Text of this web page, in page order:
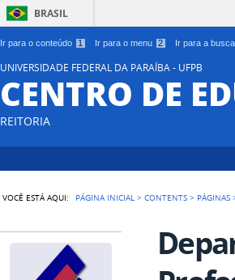
Ir para o conteúdo 1 Ir para o menu 2 Ir para a busca
BRASIL
UNIVERSIDADE FEDERAL DA PARAÍBA - UFPB
CENTRO DE
REITORIA
VOCÊ ESTÁ AQUI: PÁGINA INICIAL >CONTENTS > PÁGINAS